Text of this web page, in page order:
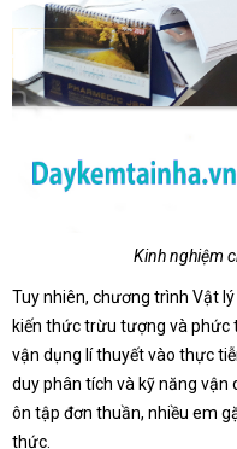
Kinh nghiệm
Tuy nhiên, chương trình Vật
kiến thức trừu tượng và phức
vận dụng lí thuyết vào thực
duy phân tích và kỹ năng vận
ôn tập đơn thuần, nhiều em
thức.